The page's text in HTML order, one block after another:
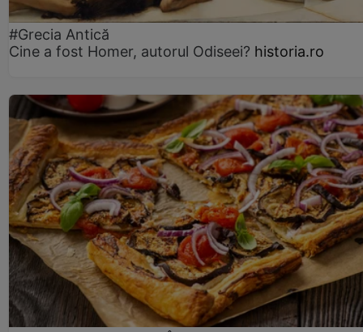
#Grecia Antică
Cine a fost Homer, autorul Odiseei? historia.ro